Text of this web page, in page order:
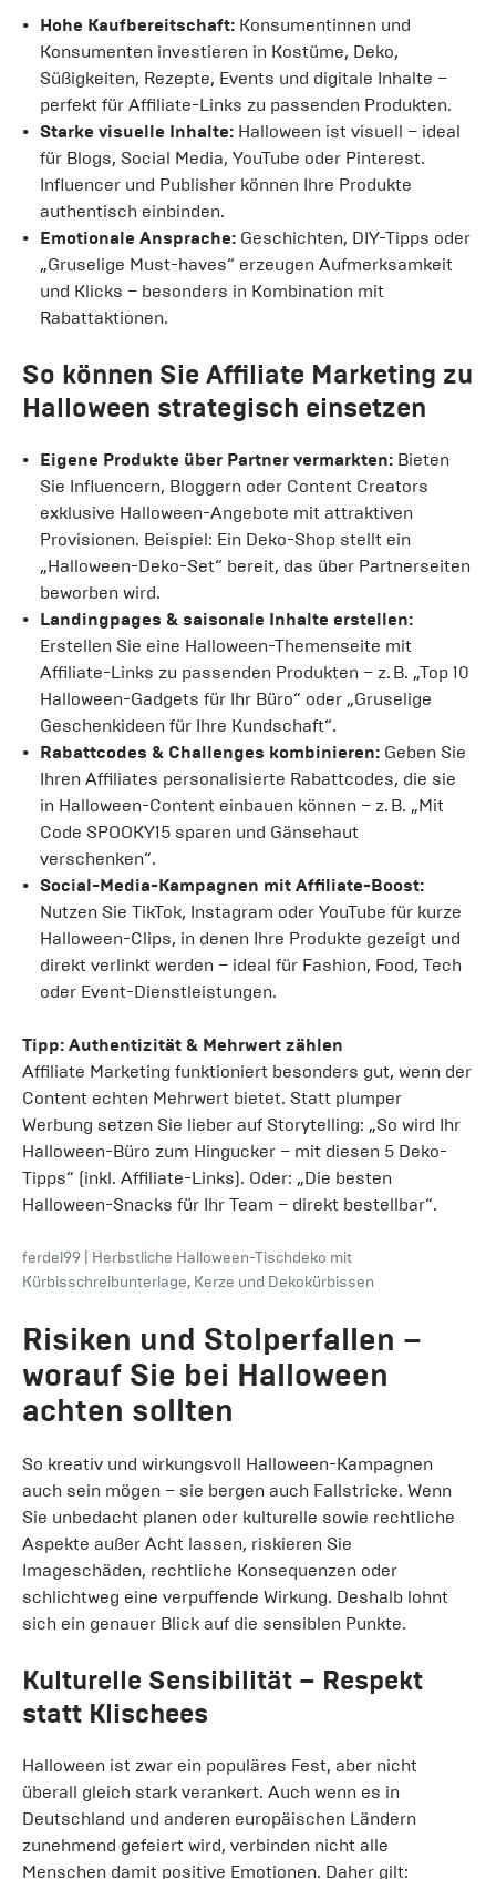
Hohe Kaufbereitschaft: Konsumentinnen und
Konsumenten investieren in Kostüme, Deko,
Süßigkeiten, Rezepte, Events und digitale Inhalte –
perfekt für Affiliate-Links zu passenden Produkten.
Starke visuelle Inhalte: Halloween ist visuell – ideal
für Blogs, Social Media, YouTube oder Pinterest.
Influencer und Publisher können Ihre Produkte
authentisch einbinden.
Emotionale Ansprache: Geschichten, DIY-Tipps oder
„Gruselige Must-haves“ erzeugen Aufmerksamkeit
und Klicks – besonders in Kombination mit
Rabattaktionen.
So können Sie Affiliate Marketing zu
Halloween strategisch einsetzen
Eigene Produkte über Partner vermarkten: Bieten
Sie Influencern, Bloggern oder Content Creators
exklusive Halloween-Angebote mit attraktiven
Provisionen. Beispiel: Ein Deko-Shop stellt ein
„Halloween-Deko-Set“ bereit, das über Partnerseiten
beworben wird.
Landingpages & saisonale Inhalte erstellen:
Erstellen Sie eine Halloween-Themenseite mit
Affiliate-Links zu passenden Produkten – z. B. „Top 10
Halloween-Gadgets für Ihr Büro“ oder „Gruselige
Geschenkideen für Ihre Kundschaft“.
Rabattcodes & Challenges kombinieren: Geben Sie
Ihren Affiliates personalisierte Rabattcodes, die sie
in Halloween-Content einbauen können – z. B. „Mit
Code SPOOKY15 sparen und Gänsehaut
verschenken“.
Social-Media-Kampagnen mit Affiliate-Boost:
Nutzen Sie TikTok, Instagram oder YouTube für kurze
Halloween-Clips, in denen Ihre Produkte gezeigt und
direkt verlinkt werden – ideal für Fashion, Food, Tech
oder Event-Dienstleistungen.
Tipp: Authentizität & Mehrwert zählen
Affiliate Marketing funktioniert besonders gut, wenn der
Content echten Mehrwert bietet. Statt plumper
Werbung setzen Sie lieber auf Storytelling: „So wird Ihr
Halloween-Büro zum Hingucker – mit diesen 5 Deko-
Tipps“ (inkl. Affiliate-Links). Oder: „Die besten
Halloween-Snacks für Ihr Team – direkt bestellbar“.
ferdel99
Herbstliche Halloween-Tischdeko mit
Kürbisschreibunterlage, Kerze und Dekokürbissen
Risiken und Stolperfallen –
worauf Sie bei Halloween
achten sollten
So kreativ und wirkungsvoll Halloween-Kampagnen
auch sein mögen – sie bergen auch Fallstricke. Wenn
Sie unbedacht planen oder kulturelle sowie rechtliche
Aspekte außer Acht lassen, riskieren Sie
Imageschäden, rechtliche Konsequenzen oder
schlichtweg eine verpuffende Wirkung. Deshalb lohnt
sich ein genauer Blick auf die sensiblen Punkte.
Kulturelle Sensibilität – Respekt
statt Klischees
Halloween ist zwar ein populäres Fest, aber nicht
überall gleich stark verankert. Auch wenn es in
Deutschland und anderen europäischen Ländern
zunehmend gefeiert wird, verbinden nicht alle
Menschen damit positive Emotionen. Daher gilt: